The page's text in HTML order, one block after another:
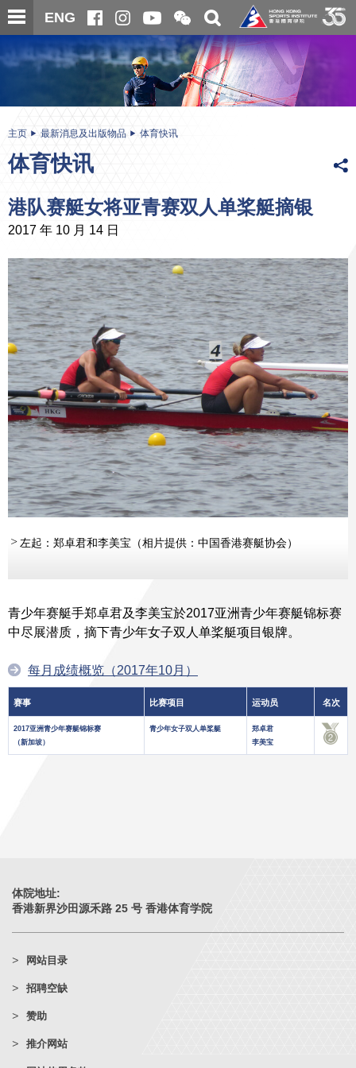
跳
至
内
ENG
开
合
微
信
二
维
码
关
搜
寻
内
主页 最新消息及出版物品 体育快讯
体育快讯
港队赛艇女将亚青赛双人单桨艇摘银
2017 年 10 月 14 日
左起：郑卓君和李美宝（相片提供：中国香港赛艇协会）
青少年赛艇手郑卓君及李美宝於2017亚洲青少年赛艇锦标赛
中尽展潜质，摘下青少年女子双人单桨艇项目银牌。
每月成绩概览（2017年10月）
赛事 比赛项目 运动员 名次
2017亚洲青少年赛艇锦标赛
（新加坡）
青少年女子双人单桨艇
郑卓君
李美宝
体院地址:
香港新界沙田源禾路 25 号 香港体育学院
网站目录
招聘空缺
赞助
推介网站